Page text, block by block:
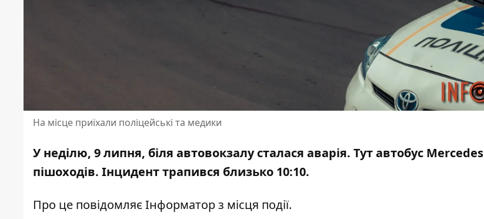
На місце приїхали поліцейські та медики
У неділю, 9 липня, біля автовокзалу сталася аварія. Тут автобус Mercedes
пішоходів. Інцидент трапився близько 10:10.
Про це повідомляє Інформатор з місця події.